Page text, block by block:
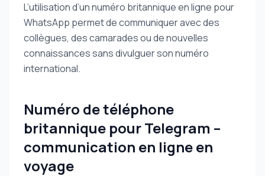
L’utilisation d’un numéro britannique en ligne pour
WhatsApp permet de communiquer avec des
collègues, des camarades ou de nouvelles
connaissances sans divulguer son numéro
international.
Numéro de téléphone
britannique pour Telegram –
communication en ligne en
voyage